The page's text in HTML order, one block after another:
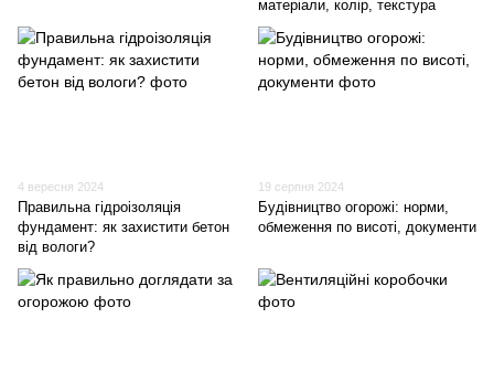
матеріали, колір, текстура
4 вересня 2024
Правильна гідроізоляція
фундамент: як захистити бетон
від вологи?
19 серпня 2024
Будівництво огорожі: норми,
обмеження по висоті, документи